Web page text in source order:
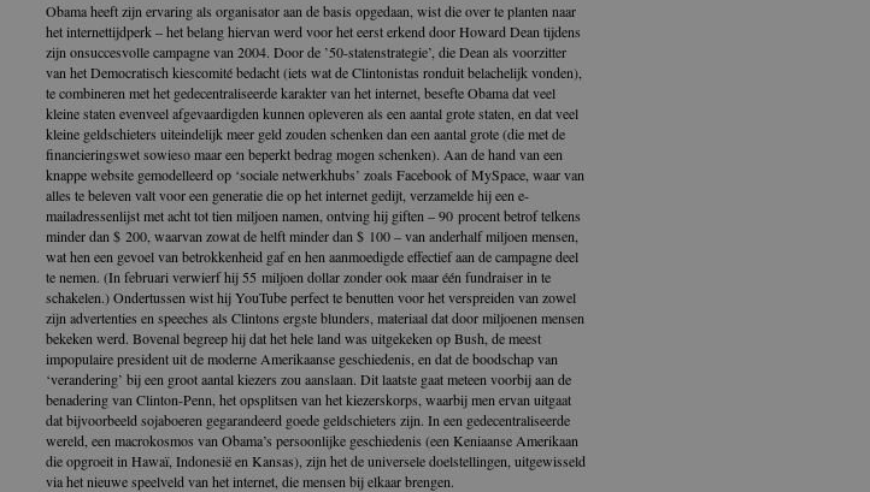
Obama heeft zijn ervaring als organisator aan de basis opgedaan, wist die over te planten naar
het internettijdperk – het belang hiervan werd voor het eerst erkend door Howard Dean tijdens
zijn onsuccesvolle campagne van 2004. Door de ’50-statenstrategie’, die Dean als voorzitter
van het Democratisch kiescomité bedacht (iets wat de Clintonistas ronduit belachelijk vonden),
te combineren met het gedecentraliseerde karakter van het internet, besefte Obama dat veel
kleine staten evenveel afgevaardigden kunnen opleveren als een aantal grote staten, en dat veel
kleine geldschieters uiteindelijk meer geld zouden schenken dan een aantal grote (die met de
financieringswet sowieso maar een beperkt bedrag mogen schenken). Aan de hand van een
knappe website gemodelleerd op ‘sociale netwerkhubs’ zoals Facebook of MySpace, waar van
alles te beleven valt voor een generatie die op het internet gedijt, verzamelde hij een e-
mailadressenlijst met acht tot tien miljoen namen, ontving hij giften – 90 procent betrof telkens
minder dan $ 200, waarvan zowat de helft minder dan $ 100 – van anderhalf miljoen mensen,
wat hen een gevoel van betrokkenheid gaf en hen aanmoedigde effectief aan de campagne deel
te nemen. (In februari verwierf hij 55 miljoen dollar zonder ook maar één fundraiser in te
schakelen.) Ondertussen wist hij YouTube perfect te benutten voor het verspreiden van zowel
zijn advertenties en speeches als Clintons ergste blunders, materiaal dat door miljoenen mensen
bekeken werd. Bovenal begreep hij dat het hele land was uitgekeken op Bush, de meest
impopulaire president uit de moderne Amerikaanse geschiedenis, en dat de boodschap van
‘verandering’ bij een groot aantal kiezers zou aanslaan. Dit laatste gaat meteen voorbij aan de
benadering van Clinton-Penn, het opsplitsen van het kiezerskorps, waarbij men ervan uitgaat
dat bijvoorbeeld sojaboeren gegarandeerd goede geldschieters zijn. In een gedecentraliseerde
wereld, een macrokosmos van Obama’s persoonlijke geschiedenis (een Keniaanse Amerikaan
die opgroeit in Hawaï, Indonesië en Kansas), zijn het de universele doelstellingen, uitgewisseld
via het nieuwe speelveld van het internet, die mensen bij elkaar brengen.